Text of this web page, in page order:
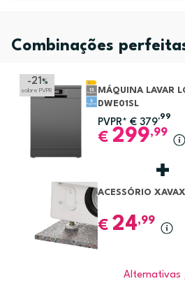
Combinações
-21 %
sobre PVPR
MÁQUINA LAVAR
DWE01SL
PVPR* € 379
,99
€ 299,99
ACESSÓRIO
€ 24,99
Alternativas